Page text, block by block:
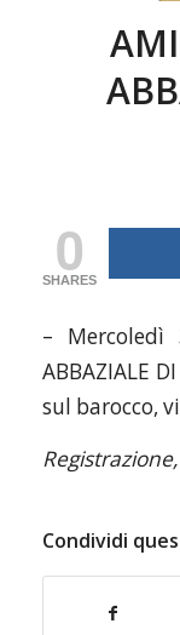
0
SHARES
– Mercoledì
ABBAZIALE
sul barocco,
Condividi